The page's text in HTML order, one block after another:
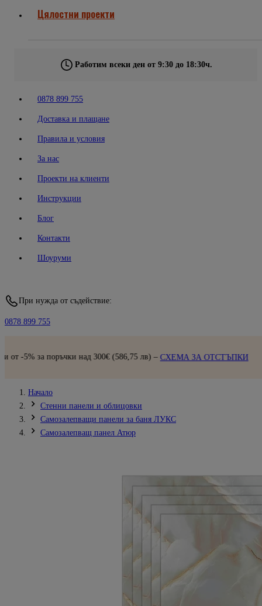
Цялостни проекти
Работим всеки ден от 9:30 до 18:30ч.
0878 899 755
Доставка и плащане
Правила и условия
За нас
Проекти на клиенти
Инструкции
Блог
Контакти
Шоуруми
При нужда от съдействие:
0878 899 755
лв) –СХЕМА ЗА ОТСТЪПКИ Бърза доставка |
Начало
Стенни панели и облицовки
Самозалепващи панели за баня ЛУКС
Самозалепващ панел Атюр